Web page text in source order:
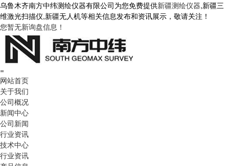
乌鲁木齐南方中纬测绘仪器有限公司为您免费提供新疆测绘仪器,新疆三
维激光扫描仪,新疆无人机等相关信息发布和资讯展示，敬请关注！
您暂无新询盘信息！
=
网站首页
关于我们
公司概况
新闻中心
公司新闻
行业资讯
技术中心
行业资讯